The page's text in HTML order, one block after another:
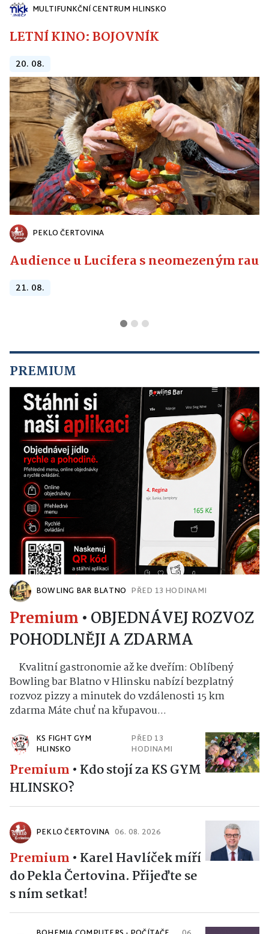
MULTIFUNKČNÍ CENTRUM HLINSKO
LETNÍ KINO: BOJOVNÍK
20. 08.
PEKLO ČERTOVINA
Audience u Lucifera s neomezeným
21. 08.
PREMIUM
BOWLING BAR BLATNO PŘED 13 HODINAMI
Premium • OBJEDNÁVEJ ROZVOZ
POHODLNĚJI A ZDARMA
Kvalitní gastronomie až ke dveřím: Oblíbený
Bowling bar Blatno v Hlinsku nabízí bezplatný
rozvoz pizzy a minutek do vzdálenosti 15 km
zdarma Máte chuť na křupavou...
KS FIGHT GYM
HLINSKO
PŘED 13
HODINAMI
Premium • Kdo stojí za KS GYM
HLINSKO?
PEKLO ČERTOVINA 06. 08. 2026
Premium • Karel Havlíček míří
do Pekla Čertovina. Přijeďte se
s ním setkat!